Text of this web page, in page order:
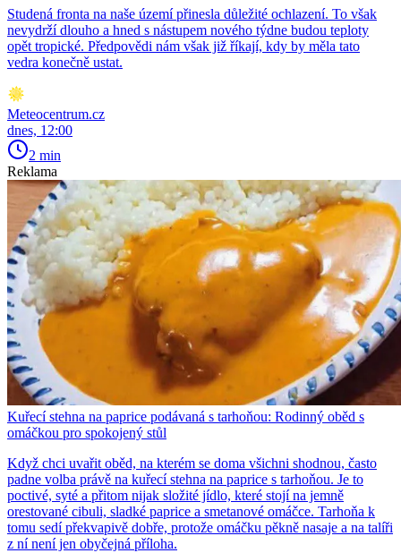
Studená fronta na naše území přinesla důležité ochlazení. To však
nevydrží dlouho a hned s nástupem nového týdne budou teploty
opět tropické. Předpovědi nám však již říkají, kdy by měla tato
vedra konečně ustat.
Meteocentrum.cz
dnes, 12:00
2 min
Reklama
Kuřecí stehna na paprice podávaná s tarhoňou: Rodinný oběd s
omáčkou pro spokojený stůl
Když chci uvařit oběd, na kterém se doma všichni shodnou, často
padne volba právě na kuřecí stehna na paprice s tarhoňou. Je to
poctivé, syté a přitom nijak složité jídlo, které stojí na jemně
orestované cibuli, sladké paprice a smetanové omáčce. Tarhoňa k
tomu sedí překvapivě dobře, protože omáčku pěkně nasaje a na talíři
z ní není jen obyčejná příloha.